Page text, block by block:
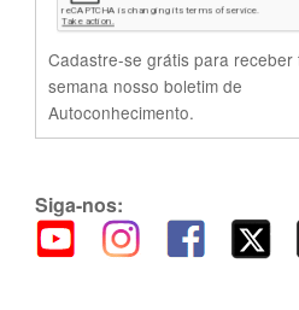
Cadastre-se grátis para receber
semana nosso boletim de
Autoconhecimento.
Siga-nos: